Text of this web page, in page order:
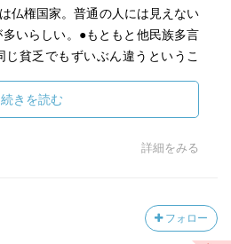
仏権国家。普通の人には見えない
いらしい。●もともと他民族多言
貧乏でもずいぶん違うというこ
国立図書館顧問として首都ティン
による本で、平易だけれど深みの
たちのよいところがよく分かる
続きを読む
詳細をみる
フォロー